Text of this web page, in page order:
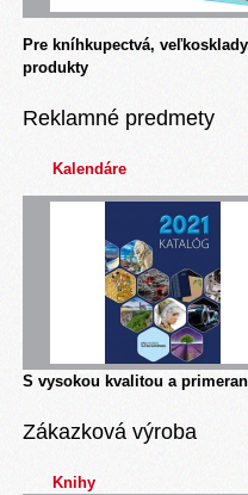
Pre kníhkupectvá,
produkty
Reklamné predmety
Kalendáre
S vysokou kvalitou a
Zákazková výroba
Knihy